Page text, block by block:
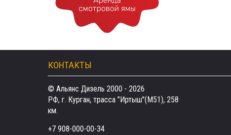
КОНТАКТЫ
© Альянс Дизель 2000 - 2026
РФ, г. Курган, трасса "Иртыш"(М51), 258
км.
+7 908-000-00-34